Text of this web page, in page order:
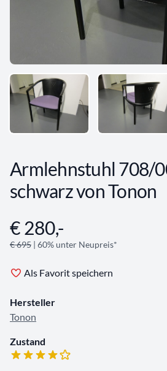
Armlehnstuhl 708/
schwarz von Tonon
Angebotsinformationen
€ 280,-
€ 695 | 60% unter Neupreis*
Als Favorit speichern
Hersteller
Tonon
Zustand